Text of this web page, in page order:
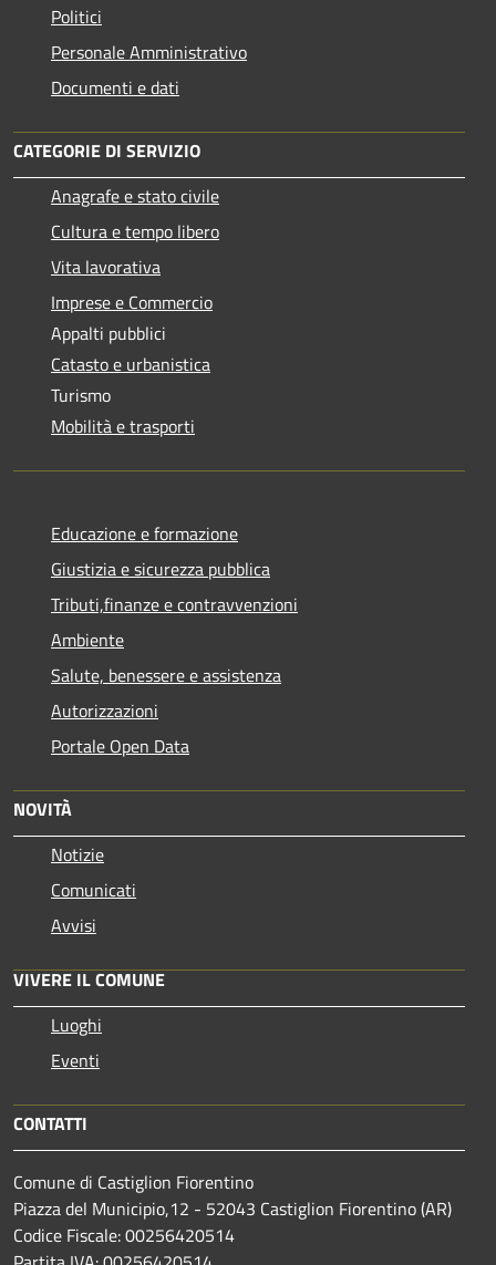
Politici
Personale Amministrativo
Documenti e dati
CATEGORIE DI SERVIZIO
Anagrafe e stato civile
Cultura e tempo libero
Vita lavorativa
Imprese e Commercio
Appalti pubblici
Catasto e urbanistica
Turismo
Mobilità e trasporti
Educazione e formazione
Giustizia e sicurezza pubblica
Tributi,finanze e contravvenzioni
Ambiente
Salute, benessere e assistenza
Autorizzazioni
Portale Open Data
NOVITÀ
Notizie
Comunicati
Avvisi
VIVERE IL COMUNE
Luoghi
Eventi
CONTATTI
Comune di Castiglion Fiorentino
Piazza del Municipio,12 - 52043 Castiglion Fiorentino (AR)
Codice Fiscale: 00256420514